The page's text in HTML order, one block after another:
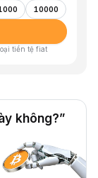
10000
tiền tệ fiat
không?”